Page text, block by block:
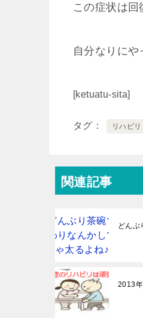
この症状は回
自分なりにや
[ketuatu-sita]
タグ リハビリ
関連記事
どんぶ
2013